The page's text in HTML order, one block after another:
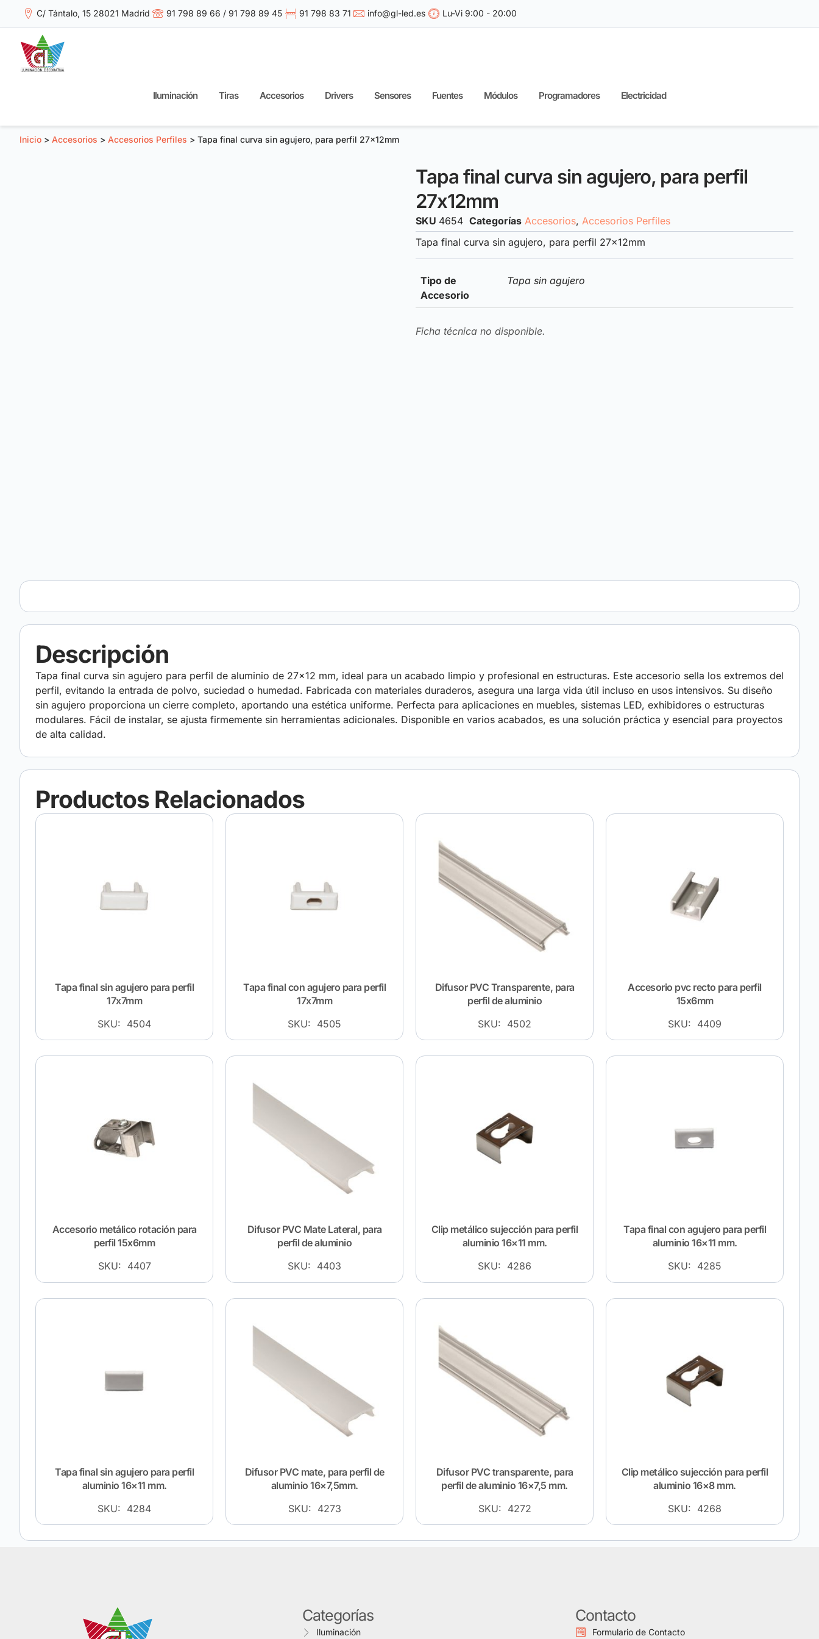
C/ Tántalo, 15 28021 Madrid 91 798 89 66 / 91 798 89 45 91 798 83 71 info@gl-led.es Lu-Vi 9:00 - 20:00
Iluminación Tiras Accesorios Drivers Sensores Fuentes Módulos Programadores Electricidad
Inicio > Accesorios > Accesorios Perfiles > Tapa final curva sin agujero, para perfil 27x12mm
Tapa final curva sin agujero, para perfil
27x12mm
SKU 4654 Categorías Accesorios, Accesorios Perfiles
Tapa final curva sin agujero, para perfil 27x12mm
Tipo de
Accesorio
Tapa sin agujero
Ficha técnica no disponible.
Descripción
Tapa final curva sin agujero para perfil de aluminio de 27×12 mm, ideal para un acabado limpio y profesional en estructuras. Este accesorio sella los extremos del
perfil, evitando la entrada de polvo, suciedad o humedad. Fabricada con materiales duraderos, asegura una larga vida útil incluso en usos intensivos. Su diseño
sin agujero proporciona un cierre completo, aportando una estética uniforme. Perfecta para aplicaciones en muebles, sistemas LED, exhibidores o estructuras
modulares. Fácil de instalar, se ajusta firmemente sin herramientas adicionales. Disponible en varios acabados, es una solución práctica y esencial para proyectos
de alta calidad.
Productos Relacionados
Tapa final sin agujero para perfil
17x7mm
SKU: 4504
Tapa final con agujero para perfil
17x7mm
SKU: 4505
Difusor PVC Transparente, para
perfil de aluminio
SKU: 4502
Accesorio pvc recto para perfil
15x6mm
SKU: 4409
Accesorio metálico rotación para
perfil 15x6mm
SKU: 4407
Difusor PVC Mate Lateral, para
perfil de aluminio
SKU: 4403
Clip metálico sujección para perfil
aluminio 16×11 mm.
SKU: 4286
Tapa final con agujero para perfil
aluminio 16×11 mm.
SKU: 4285
Tapa final sin agujero para perfil
aluminio 16×11 mm.
SKU: 4284
Difusor PVC mate, para perfil de
aluminio 16×7,5mm.
SKU: 4273
Difusor PVC transparente, para
perfil de aluminio 16×7,5 mm.
SKU: 4272
Clip metálico sujección para perfil
aluminio 16×8 mm.
SKU: 4268
Categorías
Iluminación
Contacto
Formulario de Contacto